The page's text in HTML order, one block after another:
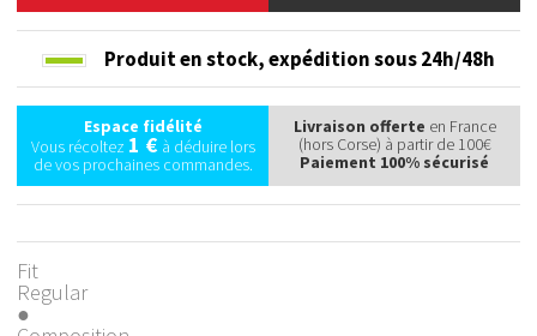
Produit en stock,expédition sous 24h/48h
Espace fidélité
Vous récoltez 1 €à déduire lors
de vos prochaines commandes.
Livraison offerte en France
(hors Corse) à partir de 100€
Paiement 100% sécurisé
Fit
Regular
●